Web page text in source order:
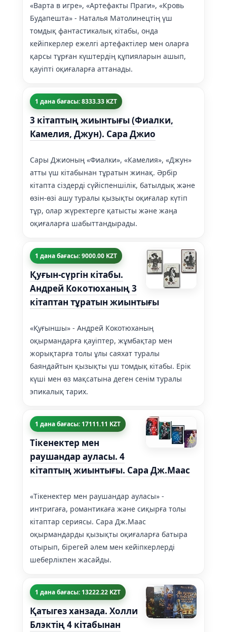
«Варта в игре», «Артефакты Праги», «Кровь
Будапешта» - Наталья Матолинецтің үш
томдық фантастикалық кітабы, онда
кейіпкерлер ежелгі артефактілер мен оларға
қарсы тұрған күштердің құпияларын ашып,
қауіпті оқиғаларға аттанады.
1 дана бағасы: 8333.33 KZT
3 кітаптың жиынтығы (Фиалки,
Камелия, Джун). Сара Джио
Сары Джионың «Фиалки», «Камелия», «Джун»
атты үш кітабынан тұратын жинақ. Әрбір
кітапта сіздерді сүйіспеншілік, батылдық және
өзін-өзі ашу туралы қызықты оқиғалар күтіп
тұр, олар жүректерге қатысты және жаңа
оқиғаларға шабыттандырады.
1 дана бағасы: 9000.00 KZT
Қуғын-сүргін кітабы.
Андрей Кокотюханың 3
кітаптан тұратын жиынтығы
«Қуғыншы» - Андрей Кокотюханың
оқырмандарға қауіптер, жұмбақтар мен
жорықтарға толы ұлы саяхат туралы
баяндайтын қызықты үш томдық кітабы. Ерік
күші мен өз мақсатына деген сенім туралы
эпикалық тарих.
1 дана бағасы: 17111.11 KZT
Тікенектер мен
раушандар ауласы. 4
кітаптың жиынтығы. Сара Дж.Маас
«Тікенектер мен раушандар ауласы» -
интригаға, романтикаға және сиқырға толы
кітаптар сериясы. Сара Дж.Маас
оқырмандарды қызықты оқиғаларға батыра
отырып, бірегей әлем мен кейіпкерлерді
шеберлікпен жасайды.
1 дана бағасы: 13222.22 KZT
Қатыгез ханзада. Холли
Блэктің 4 кітабынан